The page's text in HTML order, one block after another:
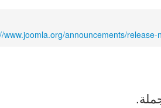
www.joomla.org/announcements/